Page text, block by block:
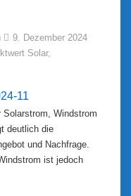
9. Dezember 2024
Solar,
Windstrom
deutlich die
und Nachfrage.
ist jedoch